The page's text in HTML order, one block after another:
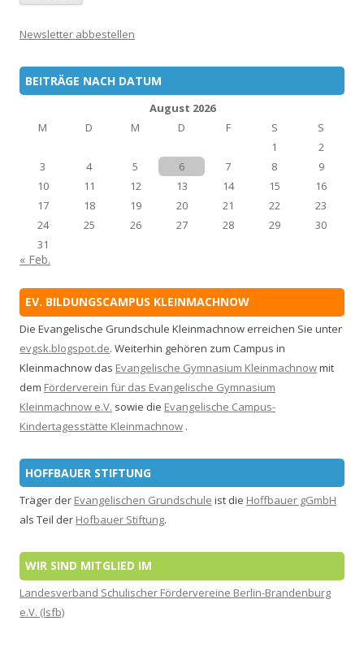
Newsletter abbestellen
BEITRÄGE NACH DATUM
August 2026
M
D M D F S
S
1
2
3
4 5 6 7 8
9
10
11 12 13 14 15
16
17
18 19 20 21 22
23
24
25 26 27 28 29
30
31
« Feb.
EV. BILDUNGSCAMPUS KLEINMACHNOW
Die Evangelische Grundschule Kleinmachnow erreichen Sie unter
evgsk.blogspot.de. Weiterhin gehören zum Campus in
Kleinmachnow das Evangelische Gymnasium Kleinmachnowmit
dem Förderverein für das Evangelische Gymnasium
Kleinmachnow e.V. sowie die Evangelische Campus-
Kindertagesstätte Kleinmachnow .
HOFFBAUER STIFTUNG
Träger der Evangelischen Grundschule ist die Hoffbauer gGmbH
als Teil der Hofbauer Stiftung.
WIR SIND MITGLIED IM
Landesverband Schulischer Fördervereine Berlin-Brandenburg
e.V. (lsfb)